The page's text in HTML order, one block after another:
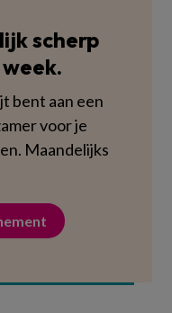
scherp
bent aan een
voor je
Maandelijks